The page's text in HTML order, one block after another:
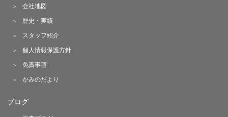
会社地図
歴史・実績
スタッフ紹介
個人情報保護方針
免責事項
かみのだより
ブログ